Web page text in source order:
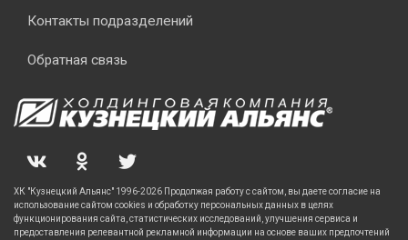
Контакты подразделений
Обратная связь
ХК "Кузнецкий Альянс" 1996-2026 Продолжая работу с сайтом, вы даете согласие на
использование сайтом cookies и обработку персональных данных в целях
функционирования сайта, статистических исследований, улучшения сервиса и
предоставления релевантной рекламной информации на основе ваших предпочтений